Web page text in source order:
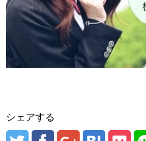
シェアする